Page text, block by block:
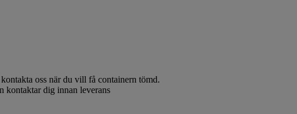
oss när du vill få containern tömd.
kontaktar dig innan leverans